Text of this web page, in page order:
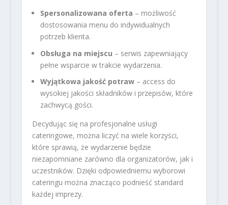
Spersonalizowana oferta – możliwość
dostosowania menu do indywidualnych
potrzeb klienta.
Obsługa na miejscu – serwis zapewniający
pełne wsparcie w trakcie wydarzenia.
Wyjątkowa jakość potraw– access do
wysokiej jakości składników i przepisów, które
zachwycą gości.
Decydując się na profesjonalne usługi
cateringowe, można liczyć na wiele korzyści,
które sprawią, że wydarzenie będzie
niezapomniane zarówno dla organizatorów, jak i
uczestników. Dzięki odpowiedniemu wyborowi
cateringu można znacząco podnieść standard
każdej imprezy.